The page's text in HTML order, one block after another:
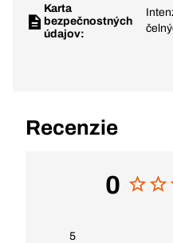
Karta
bezpečnostných
údajov:
Recenzie
0
5